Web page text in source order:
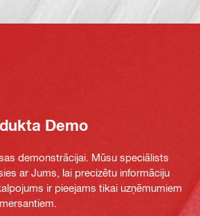
Demo
demonstrācijai. Mūsu speciālists
ar Jums, lai precizētu informāciju
ir pieejams tikai uzņēmumiem